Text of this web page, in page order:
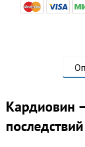
Кардиовин